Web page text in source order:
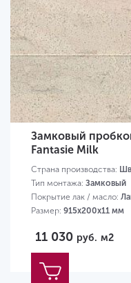
Замковый
Fantasie Milk
Страна производства:
Тип монтажа: Замковый
Покрытие лак / масло:
Размер: 915х200х11 мм
11 030 руб. м2